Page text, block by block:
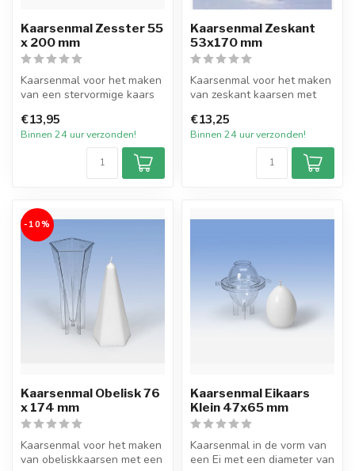
Kaarsenmal Zesster 55
x 200 mm
Kaarsenmal voor het maken
van een stervormige kaars
...
€13,95
Binnen 24 uur verzonden!
Kaarsenmal Zeskant
53x170 mm
Kaarsenmal voor het maken
van zeskant kaarsen met
mm...
€13,25
Binnen 24 uur verzonden!
-10%
Kaarsenmal Obelisk 76
x 174 mm
Kaarsenmal voor het maken
van obeliskkaarsen met een
Kaarsenmal Eikaars
Klein 47x65 mm
Kaarsenmal in de vorm van
een Ei met een diameter van